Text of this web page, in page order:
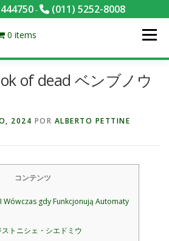
- (011) 5252-8008
0 items Menú
¡HACÉ TU PEDIDO POR KCAL!
FOTOS MENÚ
of dead ベンブノウ
2024 POR ALBERTO PETTINE
コンテンツ
Wówczas gdy Funkcjonują Automaty
トニシェ・シエドミウ